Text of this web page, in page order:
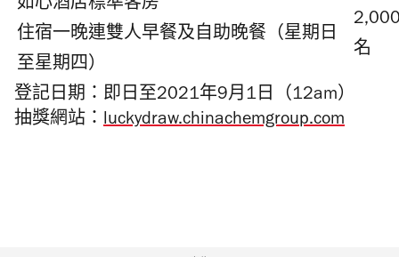
如心酒店標準客房
住宿一晚連雙人早餐及自助晚餐（星期日
至星期四）
名
登記日期：即日至2021年9月1日（12am）
抽獎網站： luckydraw.chinachemgroup.com